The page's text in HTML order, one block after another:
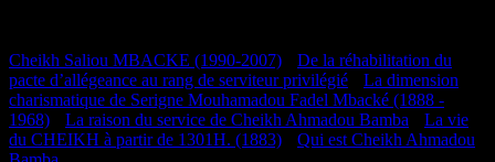
Cheikh Saliou MBACKE (1990-2007)
De la réhabilitation du
pacte d’allégeance au rang de serviteur privilégié
La dimension
charismatique de Serigne Mouhamadou Fadel Mbacké (1888 -
1968)
La raison du service de Cheikh Ahmadou Bamba
La vie
du CHEIKH à partir de 1301H. (1883)
Qui est Cheikh Ahmadou